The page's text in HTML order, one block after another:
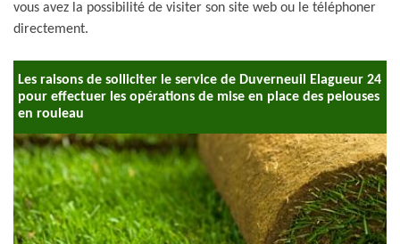
vous avez la possibilité de visiter son site web ou le téléphoner
directement.
Les raisons de solliciter le service de Duverneuil Elagueur 24
pour effectuer les opérations de mise en place des pelouses
en rouleau